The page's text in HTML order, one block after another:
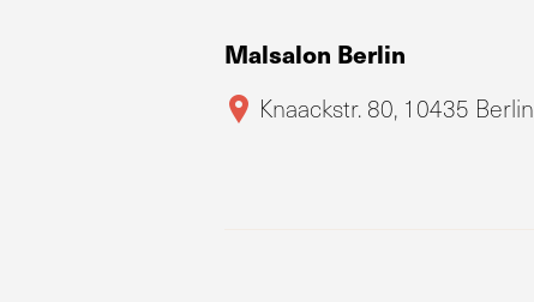
Malsalon Berlin
Knaackstr. 80, 10435 Berlin